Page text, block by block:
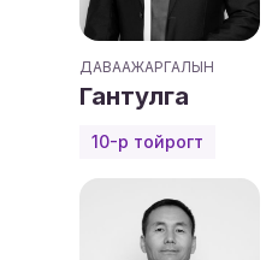
ДАВААЖАРГАЛЫН
Гантулга
10-р тойрогт